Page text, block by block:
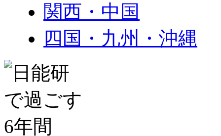
関西・中国
四国・九州・沖縄